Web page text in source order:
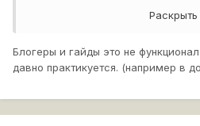
Раскрыть
Блогеры и гайды это не
давно практикуется. (например в